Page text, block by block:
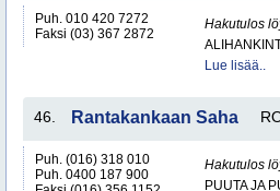
Puh. 010 420 7272
Faksi (03) 367 2872
Hakutulos
Lue lisää..
46. Rantakankaan Saha
Puh. (016) 318 010
Puh. 0400 187 900
Hakutulos
PUUTA JA